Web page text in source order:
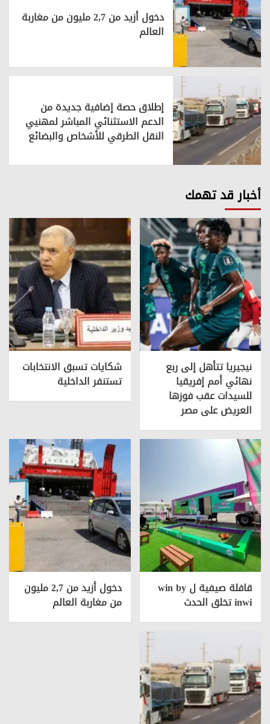
دخول أزيد من 2,7 مليون من مغاربة
العالم
إطلاق حصة إضافية جديدة من
الدعم الاستثنائي المباشر لمهنيي
النقل الطرقي للأشخاص والبضائع
أخبار قد تهمك
نيجيريا تتأهل إلى ربع
نهائي أمم إفريقيا
للسيدات عقب فوزها
العريض على مصر
شكايات تسبق الانتخابات
تستنفر الداخلية
قافلة صيفية ل win by
inwi تخلق الحدث
دخول أزيد من 2,7 مليون
من مغاربة العالم